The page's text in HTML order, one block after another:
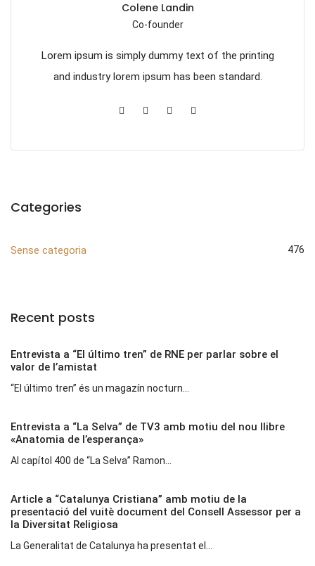
Colene Landin
Co-founder
Lorem ipsum is simply dummy text of the printing
and industry lorem ipsum has been standard.
Categories
Sense categoria 476
Recent posts
Entrevista a “El último tren” de RNE per parlar sobre el
valor de l’amistat
“El último tren” és un magazín nocturn...
Entrevista a “La Selva” de TV3 amb motiu del nou llibre
«Anatomia de l’esperança»
Al capítol 400 de “La Selva” Ramon...
Article a “Catalunya Cristiana” amb motiu de la
presentació del vuitè document del Consell Assessor per a
la Diversitat Religiosa
La Generalitat de Catalunya ha presentat el...